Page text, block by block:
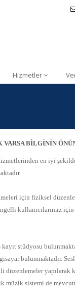
Hizmetler
BİLGİNİN
en iyi
için fiziksel
kullanıcılarımız
stüdyosu
bulunmaktadır.
yapılarak
müzik sistemi de